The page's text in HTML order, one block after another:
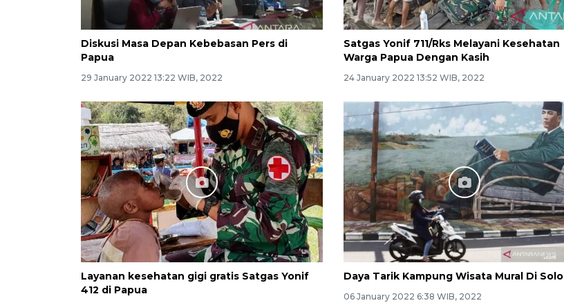
Diskusi Masa Depan Kebebasan Pers di
Papua
29 January 2022 13:22 WIB, 2022
Satgas Yonif 711/Rks Melayani Kesehatan
Warga Papua Dengan Kasih
24 January 2022 13:52 WIB, 2022
Layanan kesehatan gigi gratis Satgas Yonif
412 di Papua
Daya Tarik Kampung Wisata Mural Di Solo
06 January 2022 6:38 WIB, 2022